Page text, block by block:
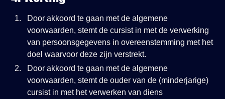
Door akkoord te gaan met de algemene
voorwaarden, stemt de cursist in met de verwerking
van persoonsgegevens in overeenstemming met het
doel waarvoor deze zijn verstrekt.
Door akkoord te gaan met de algemene
voorwaarden, stemt de ouder van de (minderjarige)
cursist in met het verwerken van diens